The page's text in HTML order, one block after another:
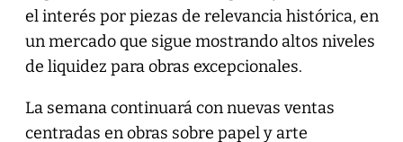
el interés por piezas de relevancia histórica, en
un mercado que sigue mostrando altos niveles
de liquidez para obras excepcionales.
La semana continuará con nuevas ventas
centradas en obras sobre papel y arte